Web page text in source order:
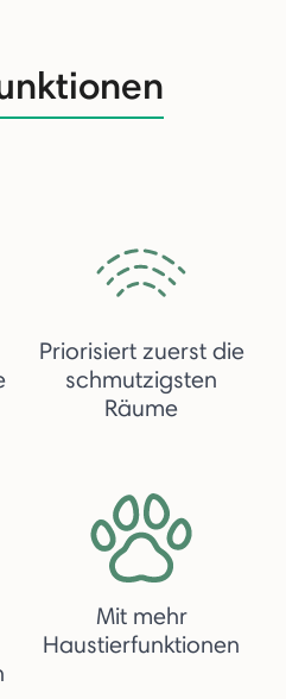
Priorisiert zuerst die
schmutzigsten
Räume
Mit mehr
Haustierfunktionen